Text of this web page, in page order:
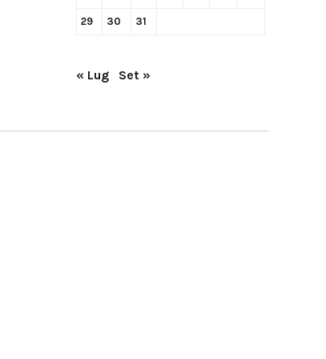
29 30 31
« Lug Set »